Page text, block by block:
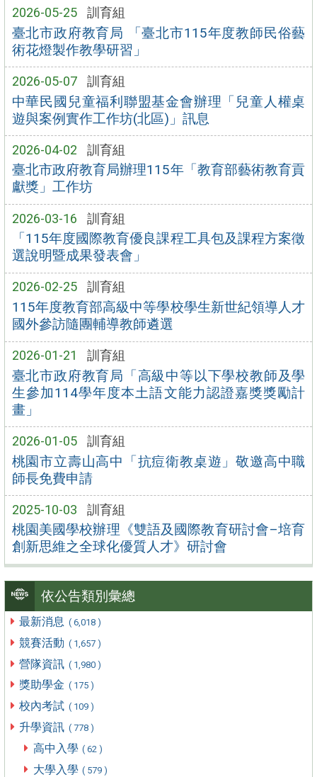
2026-05-25 訓育組
臺北市政府教育局 「臺北市115年度教師民俗藝
術花燈製作教學研習」
2026-05-07 訓育組
中華民國兒童福利聯盟基金會辦理「兒童人權桌
遊與案例實作工作坊(北區)」訊息
2026-04-02 訓育組
臺北市政府教育局辦理115年「教育部藝術教育貢
獻獎」工作坊
2026-03-16 訓育組
「115年度國際教育優良課程工具包及課程方案徵
選說明暨成果發表會」
2026-02-25 訓育組
115年度教育部高級中等學校學生新世紀領導人才
國外參訪隨團輔導教師遴選
2026-01-21 訓育組
臺北市政府教育局「高級中等以下學校教師及學
生參加114學年度本土語文能力認證嘉獎獎勵計
畫」
2026-01-05 訓育組
桃園市立壽山高中「抗痘衛教桌遊」敬邀高中職
師長免費申請
2025-10-03 訓育組
桃園美國學校辦理《雙語及國際教育研討會–培育
創新思維之全球化優質人才》研討會
依公告類別彙總
最新消息 ( 6,018 )
競賽活動 ( 1,657 )
營隊資訊 ( 1,980 )
獎助學金 ( 175 )
校內考試 ( 109 )
升學資訊 ( 778 )
高中入學 ( 62 )
大學入學 ( 579 )